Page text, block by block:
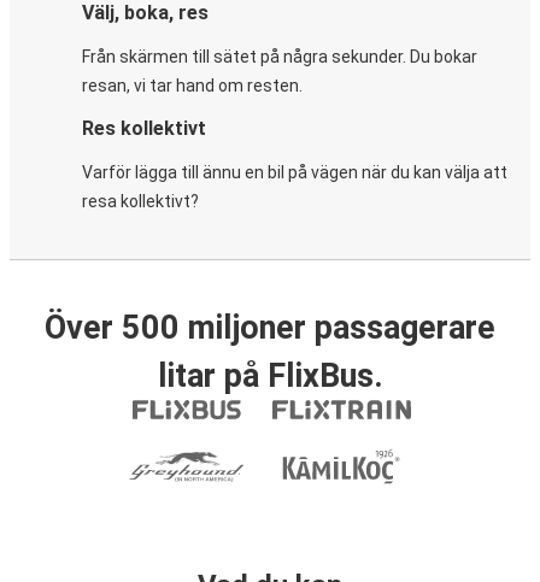
Välj, boka, res
Från skärmen till sätet på några sekunder. Du bokar
resan, vi tar hand om resten.
Res kollektivt
Varför lägga till ännu en bil på vägen när du kan välja att
resa kollektivt?
Över 500 miljoner passagerare
litar på FlixBus.